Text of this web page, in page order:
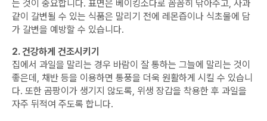
는 것이 중요합니다. 표면은 베이킹소다로 꼼꼼히 닦아주고, 사과
같이 갈변될 수 있는 식품은 말리기 전에 레몬즙이나 식초물에 담
가 갈변을 예방할 수 있습니다.
2. 건강하게 건조시키기
집에서 과일을 말리는 경우 바람이 잘 통하는 그늘에 말리는 것이
좋은데, 채반 등을 이용하면 통풍을 더욱 원활하게 시킬 수 있습니
다. 또한 곰팡이가 생기지 않도록, 위생 장갑을 착용한 후 과일을
자주 뒤적여 주도록 합니다.